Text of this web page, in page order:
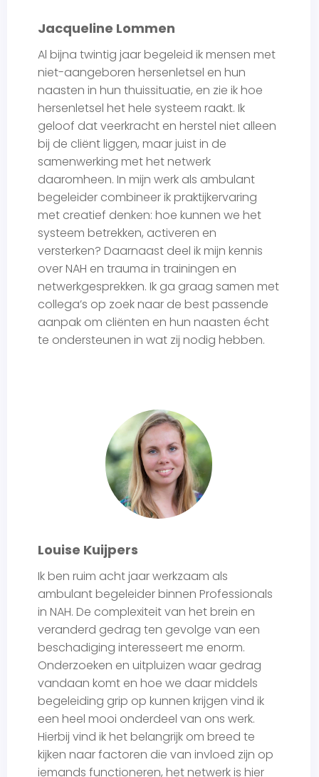
Jacqueline Lommen
Al bijna twintig jaar begeleid ik mensen met
niet-aangeboren hersenletsel en hun
naasten in hun thuissituatie, en zie ik hoe
hersenletsel het hele systeem raakt. Ik
geloof dat veerkracht en herstel niet alleen
bij de cliënt liggen, maar juist in de
samenwerking met het netwerk
daaromheen. In mijn werk als ambulant
begeleider combineer ik praktijkervaring
met creatief denken: hoe kunnen we het
systeem betrekken, activeren en
versterken? Daarnaast deel ik mijn kennis
over NAH en trauma in trainingen en
netwerkgesprekken. Ik ga graag samen met
collega’s op zoek naar de best passende
aanpak om cliënten en hun naasten écht
te ondersteunen in wat zij nodig hebben.
Louise Kuijpers
Ik ben ruim acht jaar werkzaam als
ambulant begeleider binnen Professionals
in NAH. De complexiteit van het brein en
veranderd gedrag ten gevolge van een
beschadiging interesseert me enorm.
Onderzoeken en uitpluizen waar gedrag
vandaan komt en hoe we daar middels
begeleiding grip op kunnen krijgen vind ik
een heel mooi onderdeel van ons werk.
Hierbij vind ik het belangrijk om breed te
kijken naar factoren die van invloed zijn op
iemands functioneren, het netwerk is hier